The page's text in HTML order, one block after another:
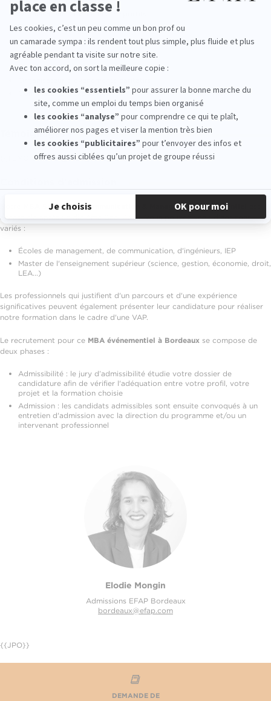
Organisateur d'événements sportifs
Commissaire général de salons
Directeur conseil
Administrateur de spectacles
Organisateur d'événements culturels
Commissaire d'exposition
Témoignages
{{TEMOIGNAGES_2307_2286_2131}}
MBA Spécialisé Communication & Management Événementiel
accessible après un diplôme Bac+4/+5. Vous pouvez venir d'horizons
variés :
Écoles de management, de communication, d'ingénieurs, IEP
Master de l'enseignement supérieur (science, gestion, économie, droit,
LEA...)
Les professionnels qui justifient d'un parcours et d'une expérience
significatives peuvent également présenter leur candidature pour réaliser
notre formation dans le cadre d'une VAP.
Le recrutement pour ce MBA événementiel à Bordeaux se compose de
deux phases :
Admissibilité : le jury d’admissibilité étudie votre dossier de
candidature afin de vérifier l'adéquation entre votre profil, votre
projet et la formation choisie
Admission : les candidats admissibles sont ensuite convoqués à un
entretien d'admission avec la direction du programme et/ou un
intervenant professionnel
Elodie Mongin
Admissions EFAP Bordeaux
bordeaux@efap.com
{{JPO}}
DEMANDE DE